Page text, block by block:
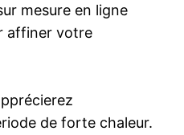
mesure en ligne
affiner votre
de forte chaleur.